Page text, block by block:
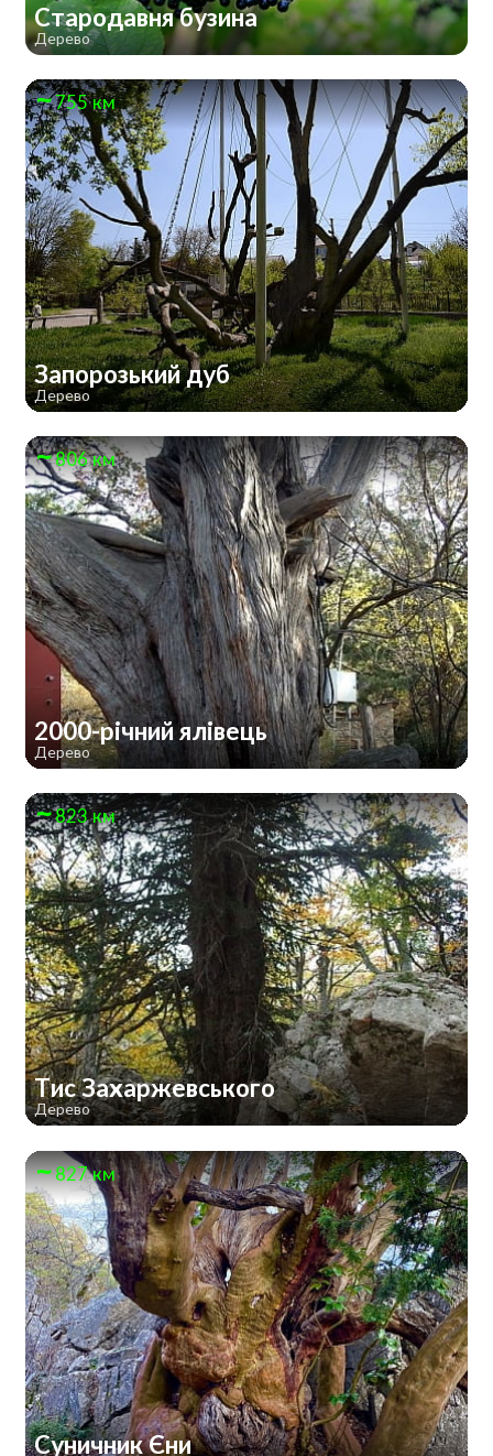
Стародавня бузина
Дерево
755 км
Запорозький дуб
Дерево
806 км
2000-річний ялівець
Дерево
823 км
Тис Захаржевського
Дерево
827 км
Суничник Єни